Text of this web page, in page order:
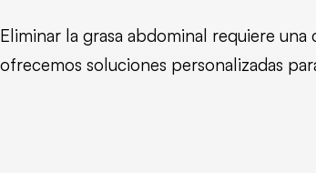
Eliminar la grasa abdominal requiere
ofrecemos soluciones personalizadas